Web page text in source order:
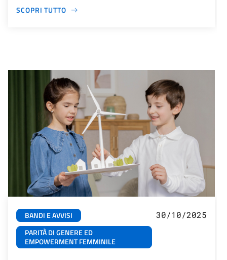
SCOPRI TUTTO
BANDI E AVVISI
PARITÀ DI GENERE ED
EMPOWERMENT FEMMINILE
30/10/2025